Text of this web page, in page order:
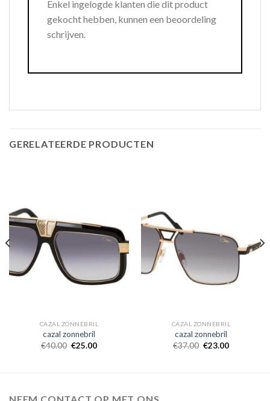
Enkel ingelogde klanten die dit product
gekocht hebben, kunnen een beoordeling
schrijven.
GERELATEERDE PRODUCTEN
CAZAL ZONNEBRIL
cazal zonnebril
€40.00 €25.00
CAZAL ZONNEBRIL
cazal zonnebril
€37.00 €23.00